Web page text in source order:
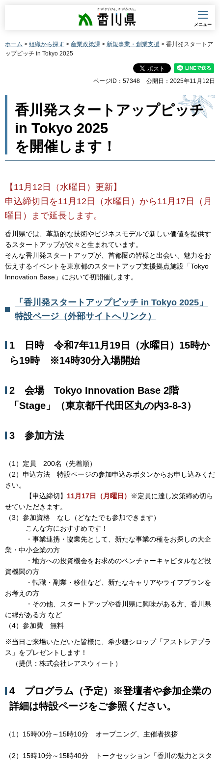
香川県
メニュー
ホーム > 組織から探す > 産業政策課 > 新規事業・創業支援 > 香川発スタートア
ップピッチ in Tokyo 2025
ページID：57348 公開日：2025年11月12日
香川発スタートアップピッチ
in Tokyo 2025
を開催します！
【11月12日（水曜日）更新】
申込締切日を11月12日（水曜日）から11月17日（月
曜日）まで延長します。
香川県では、革新的な技術やビジネスモデルで新しい価値を提供す
るスタートアップが次々と生まれています。
そんな香川発スタートアップが、首都圏の皆様と出会い、魅力をお
伝えするイベントを東京都のスタートアップ支援拠点施設「Tokyo
Innovation Base」において初開催します。
「香川発スタートアップピッチ in Tokyo 2025」
特設ページ（外部サイトへリンク）
1 日時 令和7年11月19日（水曜日）15時か
ら19時 ※14時30分入場開始
2 会場 Tokyo Innovation Base 2階
「Stage」（東京都千代田区丸の内3-8-3）
3 参加方法
（1）定員 200名（先着順）
（2）申込方法 特設ページの参加申込みボタンからお申し込みくだ
さい。
【申込締切】 11月17日（月曜日）
※定員に達し次第締め切ら
せていただきます。
（3）参加資格 なし（どなたでも参加できます）
こんな方におすすめです！
・事業連携・協業先として、新たな事業の種をお探しの大企
業・中小企業の方
・地方への投資機会をお求めのベンチャーキャピタルなど投
資機関の方
・転職・副業・移住など、新たなキャリアやライフプランを
お考えの方
・その他、スタートアップや香川県に興味がある方、香川県
に縁がある方 など
（4）参加費 無料
※当日ご来場いただいた皆様に、希少糖シロップ「アストレアプラ
ス」をプレゼントします！
（提供：株式会社レアスウィート）
4 プログラム（予定）※登壇者や参加企業の
詳細は特設ページをご参照ください。
（1）15時00分～15時10分 オープニング、主催者挨拶
（2）15時10分～15時40分 トークセッション「香川の魅力とスタ